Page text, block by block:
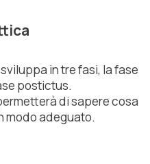
in tre fasi, la fase
postictus.
di sapere cosa
modo adeguato.